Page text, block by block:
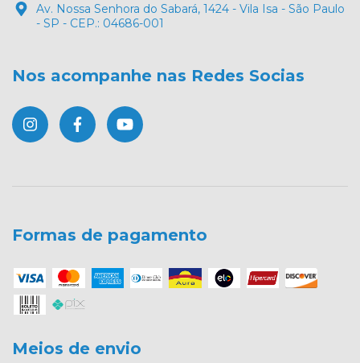
Av. Nossa Senhora do Sabará, 1424 - Vila Isa - São Paulo
- SP - CEP.: 04686-001
Nos acompanhe nas Redes Socias
Formas de pagamento
Meios de envio